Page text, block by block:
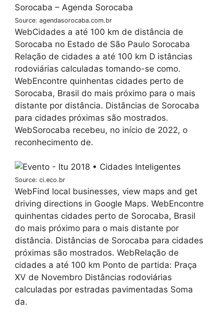
Source: agendasorocaba.com.br
WebCidades a até 100 km de distância de
Sorocaba no Estado de São Paulo Sorocaba
Relação de cidades a até 100 km D istâncias
rodoviárias calculadas tomando-se como.
WebEncontre quinhentas cidades perto de
Sorocaba, Brasil do mais próximo para o mais
distante por distância. Distâncias de Sorocaba
para cidades próximas são mostrados.
WebSorocaba recebeu, no início de 2022, o
reconhecimento de.
Source: ci.eco.br
WebFind local businesses, view maps and get
driving directions in Google Maps. WebEncontre
quinhentas cidades perto de Sorocaba, Brasil
do mais próximo para o mais distante por
distância. Distâncias de Sorocaba para cidades
próximas são mostrados. WebRelação de
cidades a até 100 km Ponto de partida: Praça
XV de Novembro Distâncias rodoviárias
calculadas por estradas pavimentadas Soma
da.